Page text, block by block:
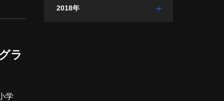
用カスタムIC開発と高性能ADCのIP」をテーマに、以下のサービスをご紹介します。 カスタムIC開発サービス 半導
ラ
学
2018年